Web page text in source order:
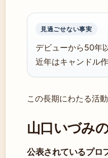
見過ごせない事実
デビューから50年
近年はキャンドル
この長期にわたる活
山口いづみ
公表されているプロ